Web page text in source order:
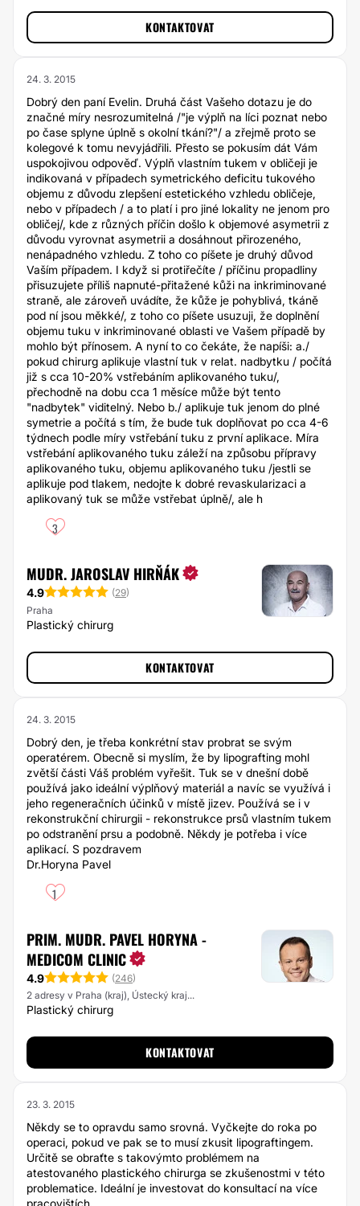
KONTAKTOVAT
24. 3. 2015
Dobrý den paní Evelin. Druhá část Vašeho dotazu je do
značné míry nesrozumitelná /"je výplň na líci poznat nebo
po čase splyne úplně s okolní tkání?"/ a zřejmě proto se
kolegové k tomu nevyjádřili. Přesto se pokusím dát Vám
uspokojivou odpověď. Výplň vlastním tukem v obličeji je
indikovaná v případech symetrického deficitu tukového
objemu z důvodu zlepšení estetického vzhledu obličeje,
nebo v případech / a to platí i pro jiné lokality ne jenom pro
obličej/, kde z různých příčin došlo k objemové asymetrii z
důvodu vyrovnat asymetrii a dosáhnout přirozeného,
nenápadného vzhledu. Z toho co píšete je druhý důvod
Vaším případem. I když si protiřečíte / příčinu propadliny
přisuzujete příliš napnuté-přitažené kůži na inkriminované
straně, ale zároveň uvádíte, že kůže je pohyblivá, tkáně
pod ní jsou měkké/, z toho co píšete usuzuji, že doplnění
objemu tuku v inkriminované oblasti ve Vašem případě by
mohlo být přínosem. A nyní to co čekáte, že napíši: a./
pokud chirurg aplikuje vlastní tuk v relat. nadbytku / počítá
již s cca 10-20% vstřebáním aplikovaného tuku/,
přechodně na dobu cca 1 měsíce může být tento
"nadbytek" viditelný. Nebo b./ aplikuje tuk jenom do plné
symetrie a počítá s tím, že bude tuk doplňovat po cca 4-6
týdnech podle míry vstřebání tuku z první aplikace. Míra
vstřebání aplikovaného tuku záleží na způsobu přípravy
aplikovaného tuku, objemu aplikovaného tuku /jestli se
aplikuje pod tlakem, nedojte k dobré revaskularizaci a
aplikovaný tuk se může vstřebat úplně/, ale h
3
MUDR. JAROSLAV HIRŇÁK
4.9 (29)
Praha
Plastický chirurg
KONTAKTOVAT
24. 3. 2015
Dobrý den, je třeba konkrétní stav probrat se svým
operatérem. Obecně si myslím, že by lipografting mohl
zvětší části Váš problém vyřešit. Tuk se v dnešní době
používá jako ideální výplňový materiál a navíc se využívá i
jeho regeneračních účinků v místě jizev. Používá se i v
rekonstrukční chirurgii - rekonstrukce prsů vlastním tukem
po odstranění prsu a podobně. Někdy je potřeba i více
aplikací. S pozdravem
Dr.Horyna Pavel
1
PRIM. MUDR. PAVEL HORYNA -
MEDICOM CLINIC
4.9 (246)
2 adresy v Praha (kraj), Ústecký kraj...
Plastický chirurg
KONTAKTOVAT
23. 3. 2015
Někdy se to opravdu samo srovná. Vyčkejte do roka po
operaci, pokud ve pak se to musí zkusit lipograftingem.
Určitě se obraťte s takovýmto problémem na
atestovaného plastického chirurga se zkušenostmi v této
problematice. Ideální je investovat do konsultací na více
pracovištích.